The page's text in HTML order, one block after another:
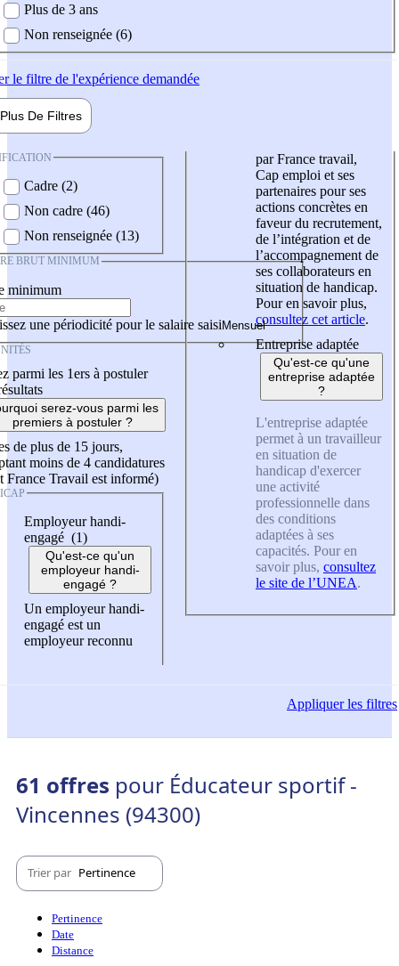
Plus de 3 ans
Non renseignée (6)
le filtre de l'expérience demandée
Plus De Filtres
Cadre (2)
Non cadre (46)
Non renseignée (13)
BRUT MINIMUM
minimum
une périodicité pour le salaire saisi
parmi les 1ers à postuler
serez-vous parmi les
premiers à postuler ?
de plus de 15 jours,
moins de 4 candidatures
France Travail est informé)
Employeur handi-
engagé (1)
Qu'est-ce qu'un
employeur handi-
engagé ?
Un employeur handi-
engagé est un
employeur reconnu
par France travail,
Cap emploi et ses
partenaires pour ses
actions concrètes en
faveur du recrutement,
de l’intégration et de
l’accompagnement de
ses collaborateurs en
situation de handicap.
Pour en savoir plus,
consultez cet article.
Entreprise adaptée
Qu'est-ce qu'une
entreprise adaptée
?
L'entreprise adaptée
permet à un travailleur
en situation de
handicap d'exercer
une activité
professionnelle dans
des conditions
adaptées à ses
capacités. Pour en
savoir plus, consultez
le site de l’UNEA.
Appliquerles filtres
61 offres pour Éducateur sportif -
Vincennes (94300)
Trier par Pertinence
Pertinence
Date
Distance